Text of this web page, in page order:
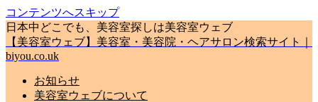
コンテンツへスキップ
日本中どこでも、美容室探しは美容室ウェブ
【美容室ウェブ】美容室・美容院・ヘアサロン検索サイト｜
biyou.co.uk
お知らせ
美容室ウェブについて